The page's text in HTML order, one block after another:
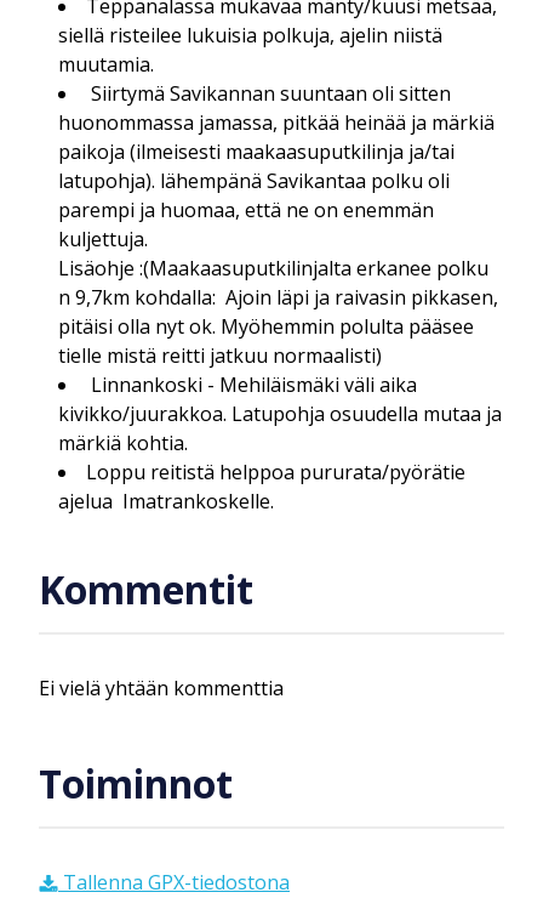
Teppanalassa mukavaa mänty/kuusi metsää,
siellä risteilee lukuisia polkuja, ajelin niistä
muutamia.
Siirtymä Savikannan suuntaan oli sitten
huonommassa jamassa, pitkää heinää ja märkiä
paikoja (ilmeisesti maakaasuputkilinja ja/tai
latupohja). lähempänä Savikantaa polku oli
parempi ja huomaa, että ne on enemmän
kuljettuja.
Lisäohje :(Maakaasuputkilinjalta erkanee polku
n 9,7km kohdalla: Ajoin läpi ja raivasin pikkasen,
pitäisi olla nyt ok. Myöhemmin polulta pääsee
tielle mistä reitti jatkuu normaalisti)
Linnankoski - Mehiläismäki väli aika
kivikko/juurakkoa. Latupohja osuudella mutaa ja
märkiä kohtia.
Loppu reitistä helppoa pururata/pyörätie
ajelua Imatrankoskelle.
Kommentit
Ei vielä yhtään kommenttia
Toiminnot
Tallenna GPX-tiedostona